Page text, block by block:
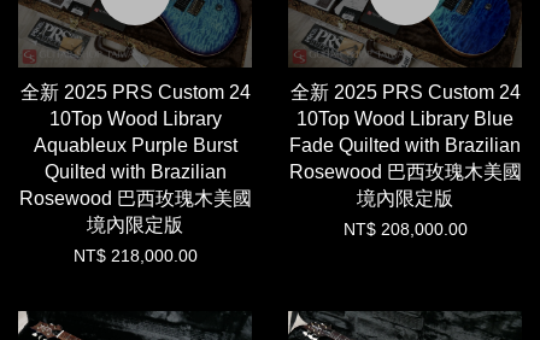
全新 2025 PRS Custom 24
10Top Wood Library
Aquableux Purple Burst
Quilted with Brazilian
Rosewood 巴西玫瑰木美國
境內限定版
NT$ 218,000.00
全新 2025 PRS Custom 24
10Top Wood Library Blue
Fade Quilted with Brazilian
Rosewood 巴西玫瑰木美國
境內限定版
NT$ 208,000.00